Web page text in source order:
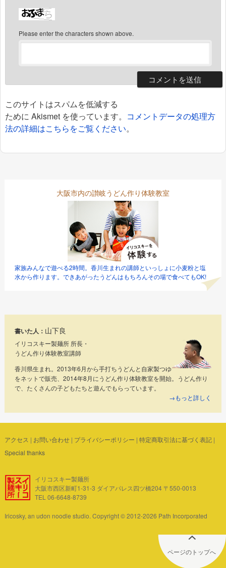
Please enter the characters shown above.
このサイトはスパムを低減する
ために Akismet を使っています。 コメントデータの処理方
法の詳細はこちらをご覧ください。
大阪市内の讃岐うどん作り体験教室
家族みんなで遊べる2時間。香川生まれの講師といっしょに小麦粉と塩
水から作ります。できあがったうどんはもちろんその場で食べてもOK!
書いた人： 山下良
イリコスキー製麺所 所長・
うどん作り体験教室講師
香川県生まれ。2013年6月から手打ちうどんと自家製つゆ
をネットで販売、2014年8月にうどん作り体験教室を開始。うどん作り
で、たくさんの子どもたちと遊んでもらっています。
→もっと詳しく
アクセス | お問い合わせ| プライバシーポリシー | 特定商取引法に基づく表記|
Special thanks
イリコスキー製麺所
大阪市西区新町1-31-3 ダイアパレス四ツ橋204 〒550-0013
TEL 06-6648-8739
Iricosky, an udon noodle studio. Copyright © 2012-2026 Path Incorporated
ページのトップへ